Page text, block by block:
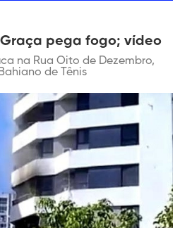
pega fogo; vídeo
na Rua Oito de Dezembro,
de Tênis